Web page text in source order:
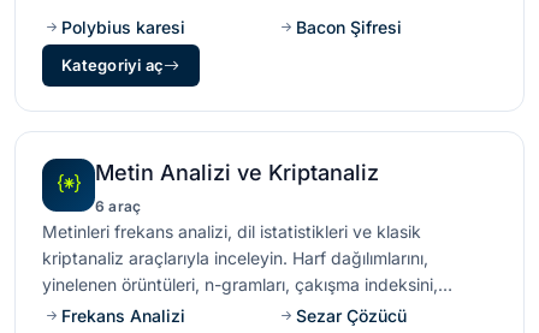
Polybius karesi Bacon Şifresi
Kategoriyi aç
Metin Analizi ve Kriptanaliz
6 araç
Metinleri frekans analizi, dil istatistikleri ve klasik
kriptanaliz araçlarıyla inceleyin. Harf dağılımlarını,
yinelenen örüntüleri, n-gramları, çakışma indeksini,
entropiyi ve tarihsel şifreleri tanımaya ya da kırmaya
Frekans Analizi Sezar Çözücü